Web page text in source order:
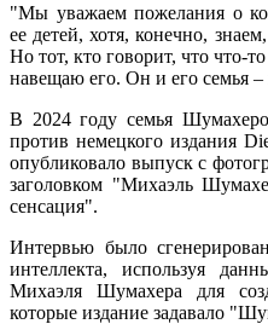
"Мы уважаем пожелания о
ее детей, хотя, конечно,
Но тот, кто говорит, что что-
навещаю его. Он и его семья –
В 2024 году семья
против немецкого издания
опубликовало выпуск с
заголовком "Михаэль
сенсация".
Интервью было
интеллекта, используя
Михаэля Шумахера для
которые издание задавало